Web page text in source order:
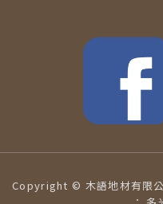
Copyright © 木語地材有限